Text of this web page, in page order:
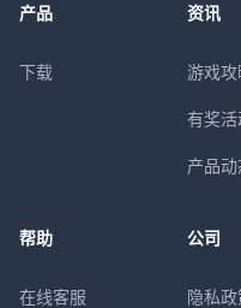
产品
下载
资讯
游戏攻
有奖活
产品动
帮助
在线客服
公司
隐私政